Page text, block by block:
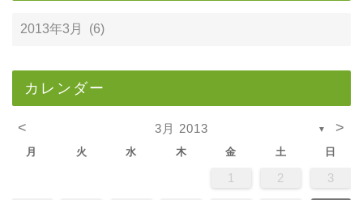
カレンダー
< 3月 2013 ▼ >
月 火 水 木 金 土 日
1 2 3